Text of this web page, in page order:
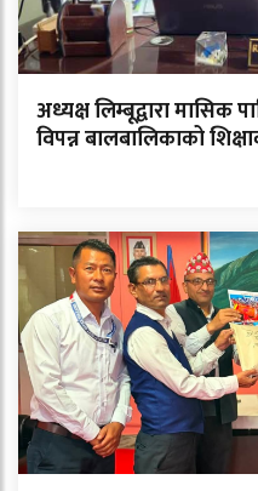
अध्यक्ष लिम्बूद्वारा मासिक
विपन्न बालबालिकाको